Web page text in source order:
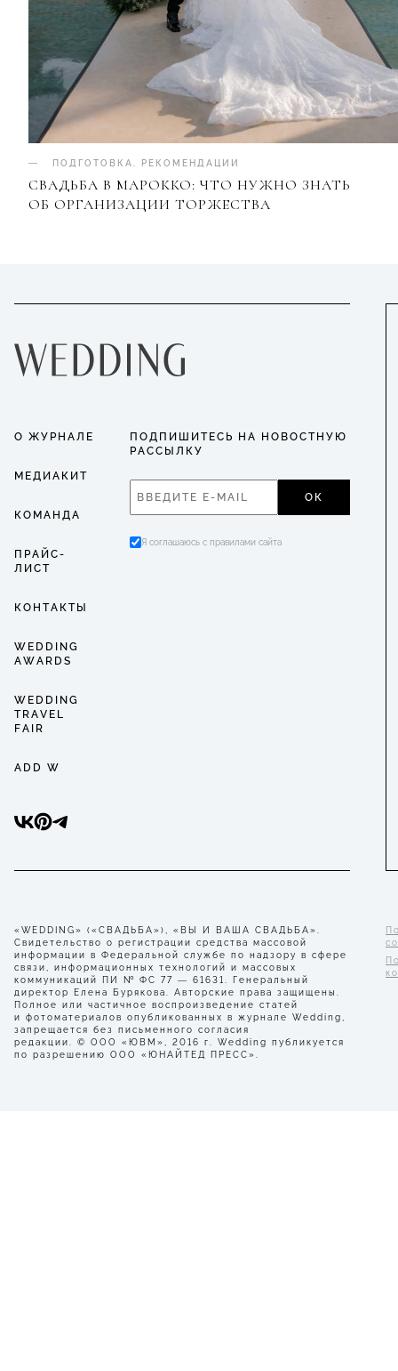
ПОДГОТОВКА РЕКОМЕНДАЦИИ
СВАДЬБА В МАРОККО: ЧТО НУЖНО ЗНАТЬ
ОБ ОРГАНИЗАЦИИ ТОРЖЕСТВА
О ЖУРНАЛЕ
МЕДИАКИТ
КОМАНДА
ПРАЙС-
ЛИСТ
КОНТАКТЫ
WEDDING
AWARDS
WEDDING
TRAVEL
FAIR
ADD W
ПОДПИШИТЕСЬ НА НОВОСТНУЮ
РАССЫЛКУ
ОК
Я соглашаюсь с правилами сайта
«WEDDING» («СВАДЬБА»), «ВЫ И ВАША СВАДЬБА».
Свидетельство о регистрации средства массовой
информации в Федеральной службе по надзору в сфере
связи, информационных технологий и массовых
коммуникаций ПИ № ФС 77 — 61631. Генеральный
директор Елена Бурякова. Авторские права защищены.
Полное или частичное воспроизведение статей
и фотоматериалов опубликованных в журнале Wedding,
запрещается без письменного согласия
редакции. © ООО «ЮВМ», 2016 г. Wedding публикуется
по разрешению ООО «ЮНАЙТЕД ПРЕСС».